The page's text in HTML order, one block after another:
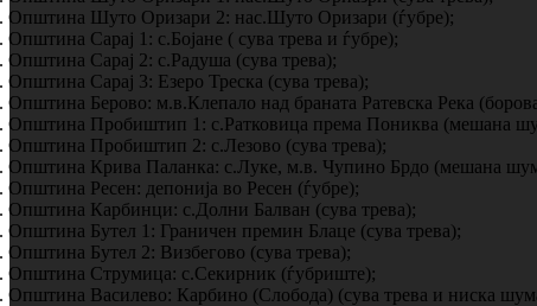
Општина Шуто Оризари 2: нас.Шуто Оризари (ѓубре);
Општина Сарај 1: с.Бојане ( сува трева и ѓубре);
Општина Сарај 2: с.Радуша (сува трева);
Општина Сарај 3: Езеро Треска (сува трева);
Општина Берово: м.в.Клепало над браната Ратевска Река
Општина Пробиштип 1: с.Ратковица према Пониква (мешана
Општина Пробиштип 2: с.Лезово (сува трева);
Општина Крива Паланка: с.Луке, м.в. Чупино Брдо (мешана
Општина Ресен: депонија во Ресен (ѓубре);
Општина Карбинци: с.Долни Балван (сува трева);
Општина Бутел 1: Граничен премин Блаце (сува трева);
Општина Бутел 2: Визбегово (сува трева);
Општина Струмица: с.Секирник (ѓубриште);
Општина Василево: Карбино (Слобода) (сува трева и ниска